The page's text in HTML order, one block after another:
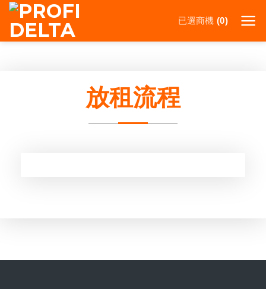
Skip
content
已選商機 0
放租流程